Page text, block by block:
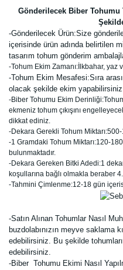
Gönderilecek Biber
-Gönderilecek Ürün:Size
içerisinde ürün adında belirtilen
tasarım tohum gönderim
-Tohum Ekim Zamanı:İlkbahar,
-Tohum Ekim Mesafesi:Sıra
olacak şekilde ekim
-Biber Tohumu Ekim
ekmeniz tohum çıkışını
dikkat ediniz.
-Dekara Gerekli Tohum
-1 Gramdaki Tohum Miktarı:120-
bulunmaktadır.
-Dekara Gereken Bitki Adedi:1
koşullarına bağlı olmakla beraber
-Tahmini Çimlenme:12-18 gün
-Satın Alınan Tohumlar Nasıl
buzdolabınızın meyve saklama
edebilirsiniz. Bu şekilde
edebilirsiniz.
-Biber Tohumu Ekimi Nasıl